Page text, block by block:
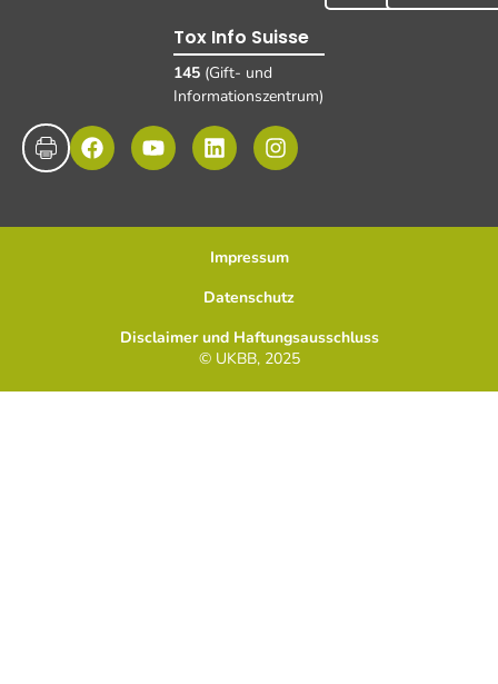
Tox Info Suisse
145 (Gift- und
Informationszentrum)
© UKBB, 2025
Impressum
Datenschutz
Disclaimer und Haftungsausschluss